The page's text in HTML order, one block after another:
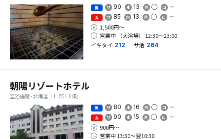
男 90 13
女 85 13
1,500円〜
営業中 （大浴場） 12:30〜23:00
イキタイ 212 サ活 264
朝陽リゾートホテル
温浴施設 - 北海道 上川郡上川町
男 80 16
女 90 15
900円〜
営業中 13:30〜翌10:30